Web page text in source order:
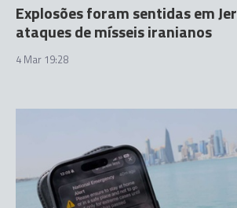
Explosões foram sentidas em
ataques de mísseis iranianos
4 Mar 19:28